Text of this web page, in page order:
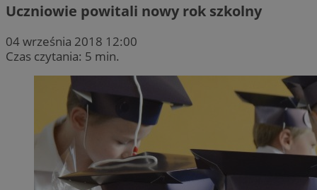
Uczniowie powitali nowy rok szkolny
04 września 2018 12:00
Czas czytania: 5 min.